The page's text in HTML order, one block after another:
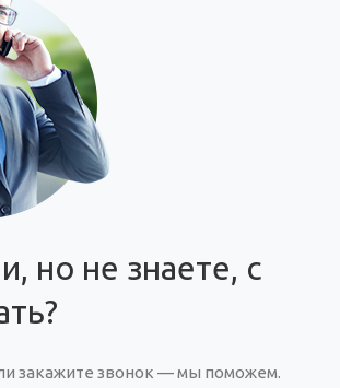
но не знаете, с
закажите звонок — мы поможем.